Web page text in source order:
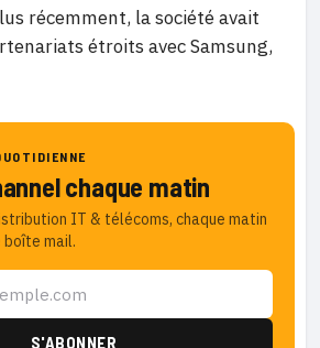
récemment, la société avait
étroits avec Samsung,
chaque matin
IT & télécoms, chaque matin
boîte mail.